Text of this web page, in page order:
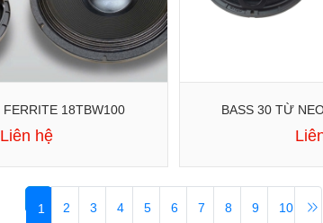
BASS 50 TỪ FERRITE 18TBW100
Liên hệ
1 2 3 4 5 6 7 8 9 10